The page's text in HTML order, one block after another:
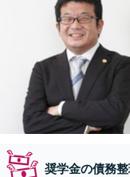
奨学金の債務